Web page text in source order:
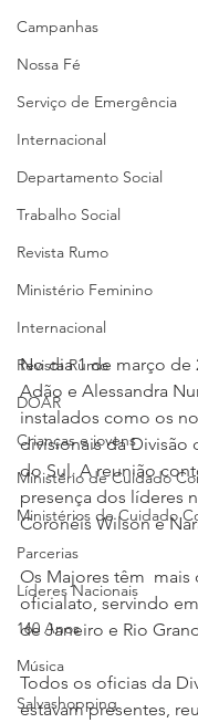
Campanhas
Nossa Fé
Serviço de Emergência
Internacional
Departamento Social
Trabalho Social
Revista Rumo
Ministério Feminino
Internacional
Revista Rumo
DOAR
Crianças e jovens
Ministério de Cuidado
Ministérios de Cuidado
Parcerias
Líderes Nacionais
160 Anos
Música
Salvashopping
No dia 1 de março de
Adão e Alessandra
instalados como os
divisionais da Divisão
do Sul. A reunião
presença dos líderes
Coronéis Wilson e
Os Majores têm  mais
oficialato, servindo
de Janeiro e Rio
Todos os oficias da
estavam presentes,